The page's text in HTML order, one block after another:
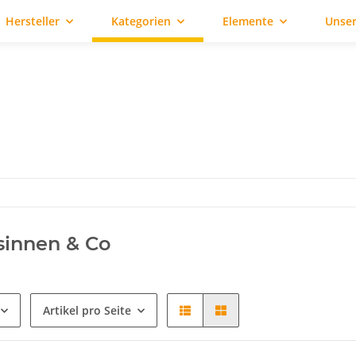
Hersteller Kategorien Elemente
& Co
Artikel pro Seite